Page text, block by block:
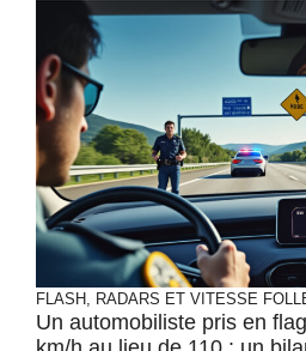
FLASH, RADARS ET VITESSE
Un automobiliste pris en